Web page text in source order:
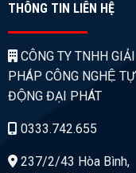
THÔNG TIN LIÊN HỆ
CÔNG TY TNHH GIẢI
PHÁP CÔNG NGHỆ TỰ
ĐỘNG ĐẠI PHÁT
0333.742.655
237/2/43 Hòa Bình,